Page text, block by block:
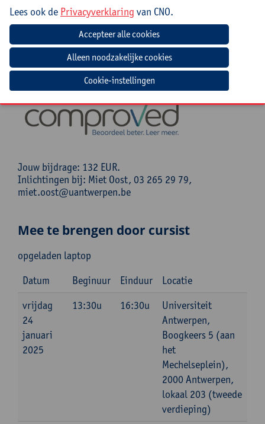
Cursuscode:24/STM/095A
Syllabus inbegrepen.
CNO organiseert deze nascholing in samenwerking met
Comproved, een spin-off van de Universiteit
Antwerpen, UGent en imec.
Jouw bijdrage: 132 EUR.
Inlichtingen bij: Miet Oost, 03 265 29 79,
miet.oost@uantwerpen.be
Mee te brengen door cursist
opgeladen laptop
Datum
Beginuur Einduur
Locatie
vrijdag
24
januari
2025
13:30u 16:30u
Universiteit
Antwerpen,
Boogkeers 5 (aan
het
Mechelseplein),
2000 Antwerpen,
lokaal 203 (tweede
verdieping)
Lees ook de Privacyverklaring van CNO.
Cookie-instellingen